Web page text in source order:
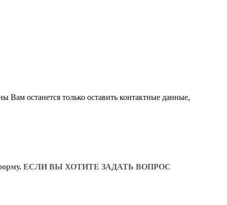
Вам останется только оставить контактные данные,
форму. ЕСЛИ ВЫ ХОТИТЕ ЗАДАТЬ ВОПРОС